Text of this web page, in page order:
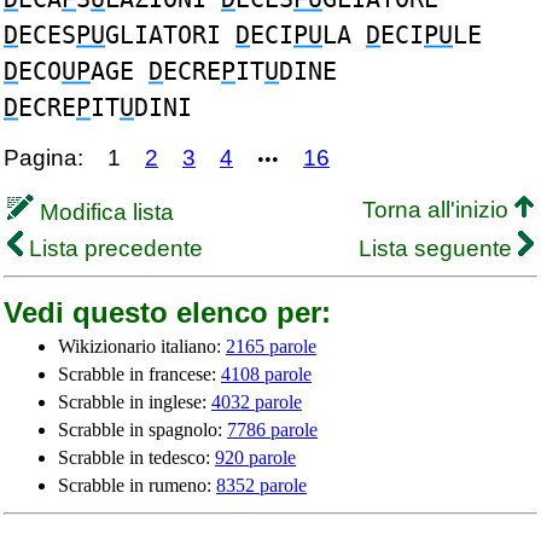
DECESPUGLIATORI DECIPULA DECIPULE
DECOUPAGE DECREPITUDINE
DECREPITUDINI
Pagina: 1 2 3 4 ••• 16
Modifica lista
Torna all'inizio
Lista precedente
Lista seguente
Vedi questo elenco per:
Wikizionario italiano: 2165 parole
Scrabble in francese: 4108 parole
Scrabble in inglese: 4032 parole
Scrabble in spagnolo: 7786 parole
Scrabble in tedesco: 920 parole
Scrabble in rumeno: 8352 parole